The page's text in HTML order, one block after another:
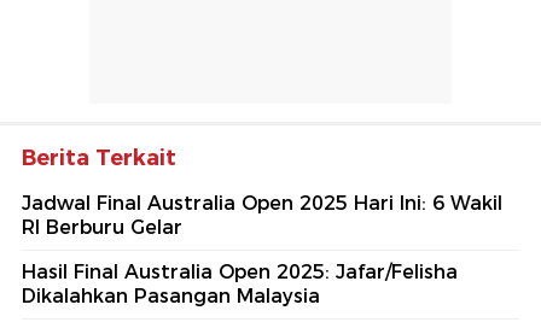
Berita Terkait
Jadwal Final Australia Open 2025 Hari Ini: 6 Wakil
RI Berburu Gelar
Hasil Final Australia Open 2025: Jafar/Felisha
Dikalahkan Pasangan Malaysia